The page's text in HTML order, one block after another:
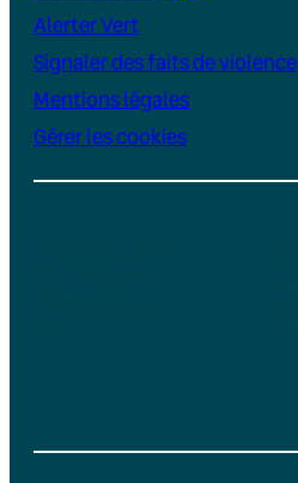
Alerter Vert
Signaler des faits de violence
Mentions légales
Gérer les cookies